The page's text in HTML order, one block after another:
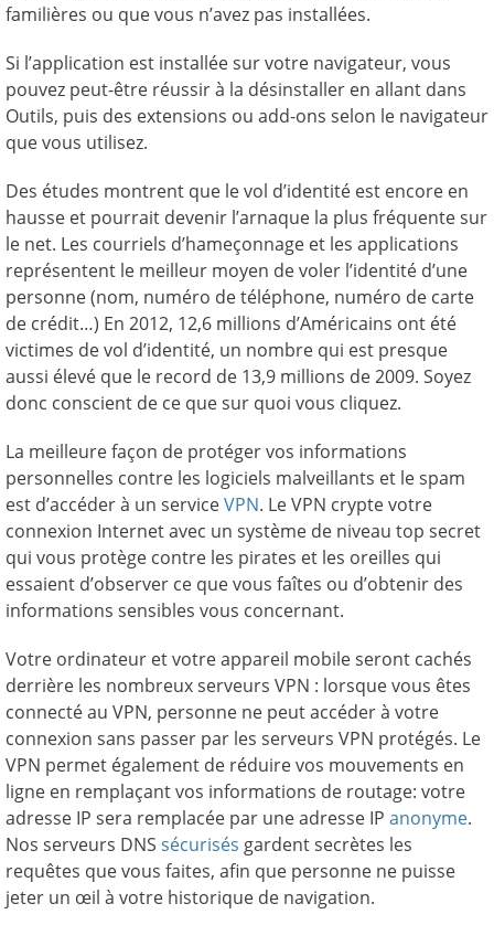
familières ou que vous n’avez pas installées.
Si l’application est installée sur votre navigateur, vous
pouvez peut-être réussir à la désinstaller en allant dans
Outils, puis des extensions ou add-ons selon le navigateur
que vous utilisez.
Des études montrent que le vol d’identité est encore en
hausse et pourrait devenir l’arnaque la plus fréquente sur
le net. Les courriels d’hameçonnage et les applications
représentent le meilleur moyen de voler l’identité d’une
personne (nom, numéro de téléphone, numéro de carte
de crédit…) En 2012, 12,6 millions d’Américains ont été
victimes de vol d’identité, un nombre qui est presque
aussi élevé que le record de 13,9 millions de 2009. Soyez
donc conscient de ce que sur quoi vous cliquez.
La meilleure façon de protéger vos informations
personnelles contre les logiciels malveillants et le spam
est d’accéder à un serviceVPN. Le VPN crypte votre
connexion Internet avec un système de niveau top secret
qui vous protège contre les pirates et les oreilles qui
essaient d’observer ce que vous faîtes ou d’obtenir des
informations sensibles vous concernant.
Votre ordinateur et votre appareil mobile seront cachés
derrière les nombreux serveurs VPN : lorsque vous êtes
connecté au VPN, personne ne peut accéder à votre
connexion sans passer par les serveurs VPN protégés. Le
VPN permet également de réduire vos mouvements en
ligne en remplaçant vos informations de routage: votre
adresse IP sera remplacée par une adresse IP anonyme.
Nos serveurs DNS sécurisés gardent secrètes les
requêtes que vous faites, afin que personne ne puisse
jeter un œil à votre historique de navigation.